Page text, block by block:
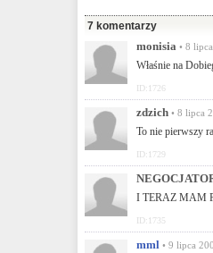
7 komentarzy
monisia • 8
Właśnie na
ID:1726
zdzich • 8 lipca
To nie pierwszy
ID:1729
I TERAZ MAM
ID:1735
mml • 9 lipca